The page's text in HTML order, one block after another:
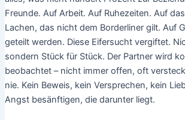
Freunde. Auf Arbeit. Auf Ruhezeiten. Auf
Lachen, das nicht dem Borderliner gilt. Auf
geteilt werden. Diese Eifersucht vergiftet.
sondern Stück für Stück. Der Partner wird
beobachtet – nicht immer offen, oft
nie. Kein Beweis, kein Versprechen, kein
Angst besänftigen, die darunter liegt.